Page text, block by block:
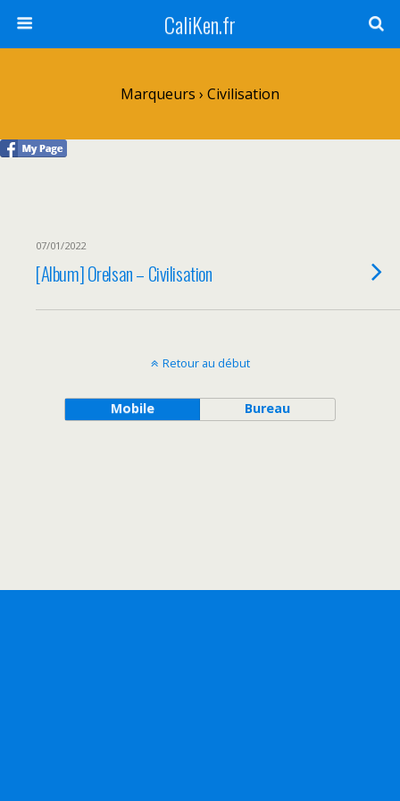
CaliKen.fr
Marqueurs › Civilisation
07/01/2022
[Album] Orelsan – Civilisation
Retour au début
Mobile Bureau